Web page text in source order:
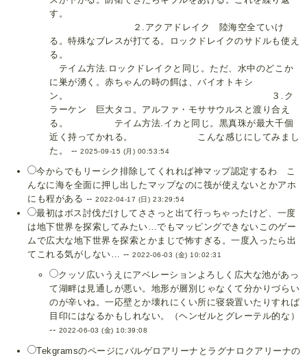
す。
２.アクアドレイク 陸海空全ていけ
る。特殊なブレスが打てる。ロックドレイクのサドルも使え
る。
テイム方法.ロックドレイクと同じ。ただ、水中のどこか
に巣が湧く。赤ちゃんの時の餌は、バイオトキシ
ン。 ３.ク
ラーケン 巨大タコ。アルファ・モササウルスと渡り合え
る。 テイム方法.イカと同じ。黒真珠が最大千個
近く持ってかれる。 こんな感じにしてみまし
た。 --2025-09-15 (月) 00:53:54
今からでもリーシク排除してくれれば神マップ認定するわ こ
んなに海を全面に押し出したマップなのに筏が使えないとかアホ
にも程がある --2022-04-17 (日) 23:29:54
最初はボス討伐だけしてささっと出て行っちゃったけど、一度
は地下世界を探索してみたい…でもマッピングできないこのゲー
ムで広大な地下世界を探索とかまじで怖すぎる。一度入ったら出
てこれる気がしない… --2022-06-03 (金) 10:02:31
クッソ広いうえにアベレーションよろしく広大な池があっ
て湖畔は見通しが悪い。地形が層別じゃなくて分かりづらい
のが辛いね。一応壁とか壊れにくい所に寝袋置いたりすれば
目印にはなるかもしれない。（ヘンゼルとグレーテル的な）
-- 2022-06-03 (金) 10:39:08
Tekgramsのページにバルゲロアリーナとラグナロクアリーナの